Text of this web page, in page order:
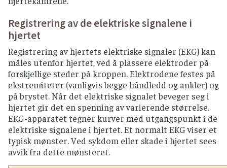
Registrering av de elektriske signalene i
hjertet
Registrering av hjertets elektriske signaler (EKG) kan
måles utenfor hjertet, ved å plassere elektroder på
forskjellige steder på kroppen. Elektrodene festes på
ekstremiteter (vanligvis begge håndledd og ankler) og
på brystet. Når det elektriske signalet beveger seg i
hjertet gir det en spenning av varierende størrelse.
EKG-apparatet tegner kurver med utgangspunkt i de
elektriske signalene i hjertet. Et normalt EKG viser et
typisk mønster. Ved sykdom eller skade i hjertet sees
avvik fra dette mønsteret.